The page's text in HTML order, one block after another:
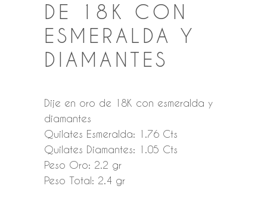
DE 18K CON
ESMERALDA Y
DIAMANTES
Dije en oro de 18K con esmeralda y
diamantes
Quilates Esmeralda: 1.76 Cts
Quilates Diamantes: 1.05 Cts
Peso Oro: 2.2 gr
Peso Total: 2.4 gr